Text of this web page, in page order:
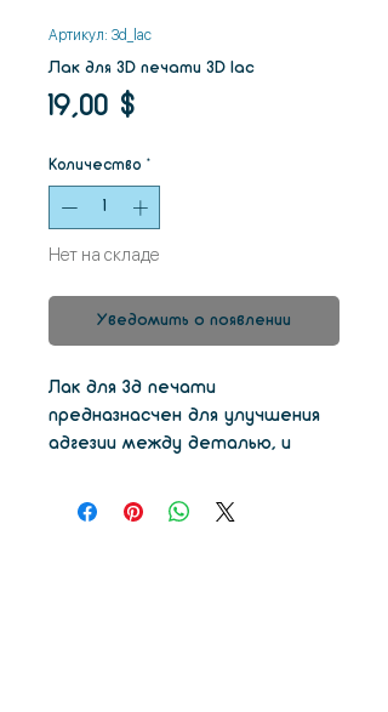
Артикул: 3d_lac
Лак для 3D печати 3D lac
19,00 $Цена
Количество *
Нет на складе
Уведомить о появлении
Лак для 3д печати
предназнасчен для улучшения
адгезии между деталью, и
актовной печати хватает где
то на 1 месяц, одно покрытие,